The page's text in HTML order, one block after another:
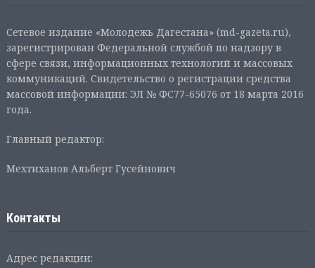
Сетевое издание «Молодежь Дагестана» (md-gazeta.ru),
зарегистрирован Федеральной службой по надзору в
сфере связи, информационных технологий и массовых
коммуникаций. Свидетельство о регистрации средства
массовой информации: ЭЛ № ФС77-65076 от 18 марта 2016
года.
Главный редактор:
Мехтиханов Альберт Гусейнович
Контакты
Адрес редакции: